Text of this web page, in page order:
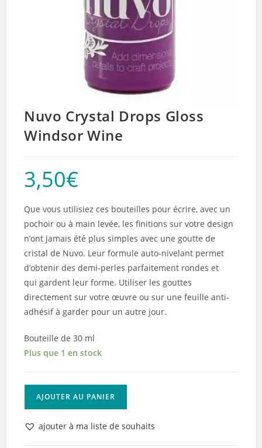
Nuvo Crystal Drops Gloss
Windsor Wine
3,50€
Que vous utilisiez ces bouteilles pour écrire, avec un
pochoir ou à main levée, les finitions sur votre design
n’ont jamais été plus simples avec une goutte de
cristal de Nuvo. Leur formule auto-nivelant permet
d’obtenir des demi-perles parfaitement rondes et
qui gardent leur forme. Utiliser les gouttes
directement sur votre œuvre ou sur une feuille anti-
adhésif à garder pour un autre jour.
Bouteille de 30 ml
Plus que 1 en stock
Nuvo
Crystal
AJOUTER AU PANIER
ajouter à ma liste de souhaits